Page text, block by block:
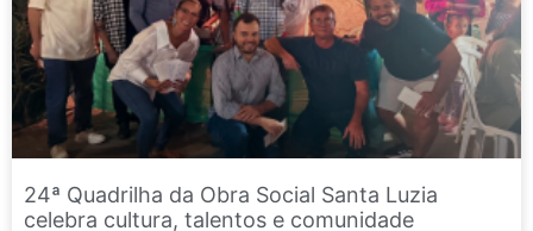
24ª Quadrilha da Obra Social Santa Luzia
celebra cultura, talentos e comunidade